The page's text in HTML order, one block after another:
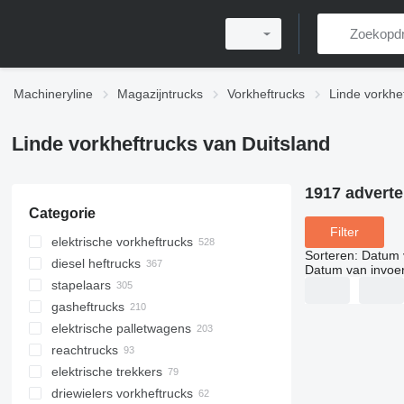
Machineryline Magazijntrucks Vorkheftrucks Linde
Linde vorkheftrucks van Duitsland
Categorie
elektrische vorkheftrucks
diesel heftrucks
stapelaars
gasheftrucks
elektrische palletwagens
reachtrucks
elektrische trekkers
driewielers vorkheftrucks
1917
Filter
Sorteren: Datum
Datum van